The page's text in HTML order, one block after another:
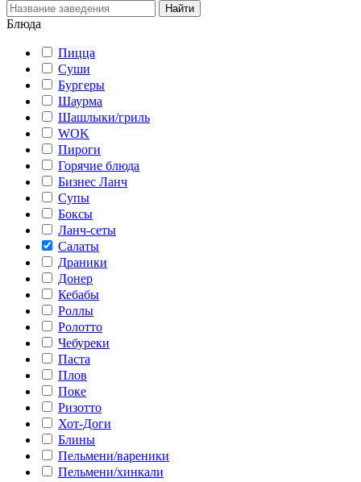
Блюда
Пицца
Суши
Бургеры
Шаурма
Шашлыки/гриль
WOK
Пироги
Горячие блюда
Бизнес Ланч
Супы
Боксы
Ланч-сеты
Салаты
Драники
Донер
Кебабы
Роллы
Ролотто
Чебуреки
Паста
Плов
Поке
Ризотто
Хот-Доги
Блины
Пельмени/вареники
Пельмени/хинкали